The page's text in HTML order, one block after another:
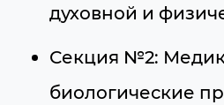
духовной и
Секция №2:
биологические